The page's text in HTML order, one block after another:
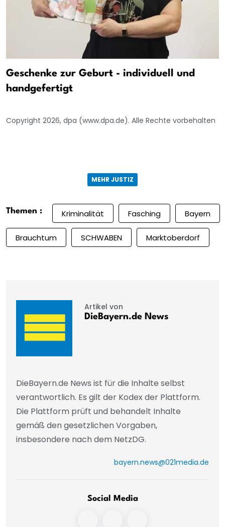
Geschenke zur Geburt - individuell und
handgefertigt
Copyright 2026, dpa (www.dpa.de). Alle Rechte vorbehalten
MEHR JUSTIZ
Themen : Kriminalität Fasching Bayern
Brauchtum SCHWABEN Marktoberdorf
Artikel von
DieBayern.de News
DieBayern.de News ist für die Inhalte selbst
verantwortlich. Es gilt der Kodex der Plattform.
Die Plattform prüft und behandelt Inhalte
gemäß den gesetzlichen Vorgaben,
insbesondere nach dem NetzDG.
bayern.news@021media.de
Social Media